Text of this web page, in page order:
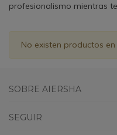
profesionalismo mientras
No existen productos
SOBRE AIERSHA
SEGUIR